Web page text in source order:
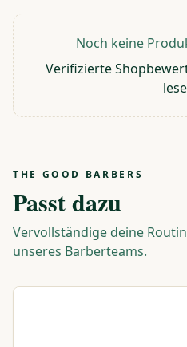
Noch keine
Verifizierte
THE GOOD BARBERS
Passt dazu
Vervollständige deine
unseres Barberteams.